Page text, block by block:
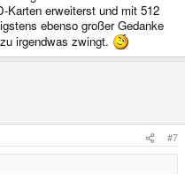
Karten erweiterst und mit 512
ebenso großer Gedanke
irgendwas zwingt.
#7